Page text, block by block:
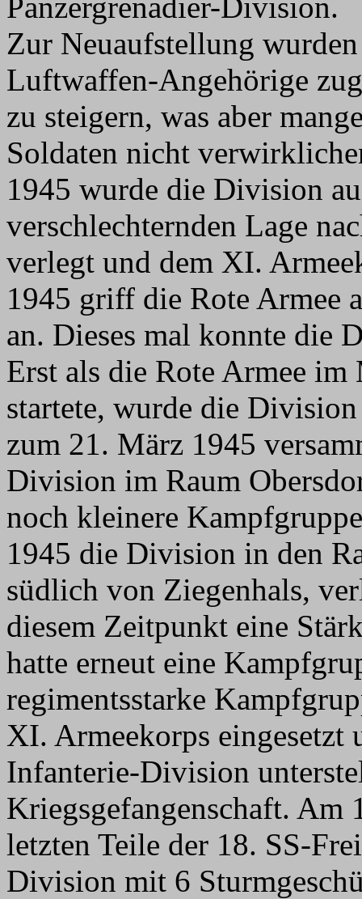
Zur Neuaufstellung
Luftwaffen-Angehörige
zu steigern, was aber
Soldaten nicht
1945 wurde die Division
verschlechternden Lage
verlegt und dem XI.
1945 griff die Rote Armee
an. Dieses mal konnte die
Erst als die Rote Armee
startete, wurde die
zum 21. März 1945
Division im Raum
noch kleinere
1945 die Division in den
südlich von Ziegenhals,
diesem Zeitpunkt eine
hatte erneut eine
regimentsstarke
XI. Armeekorps
Infanterie-Division
Kriegsgefangenschaft.
letzten Teile der 18. SS-
Division mit 6